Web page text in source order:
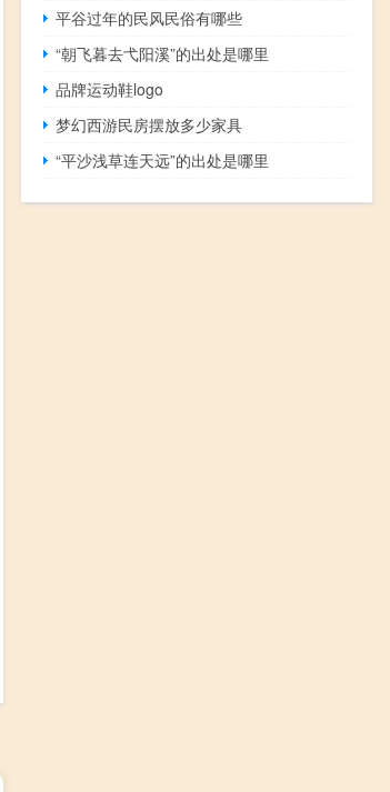
平谷过年的民风民俗有哪些
“朝飞暮去弋阳溪”的出处是哪里
品牌运动鞋logo
梦幻西游民房摆放多少家具
“平沙浅草连天远”的出处是哪里